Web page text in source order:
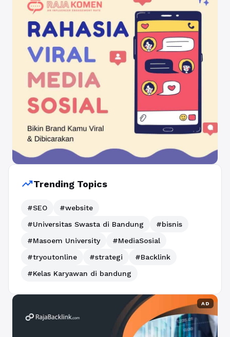
trending_upTrending Topics
#SEO
#website
#Universitas Swasta di Bandung
#bisnis
#Masoem University
#MediaSosial
#tryoutonline
#strategi
#Backlink
#Kelas Karyawan di bandung
AD